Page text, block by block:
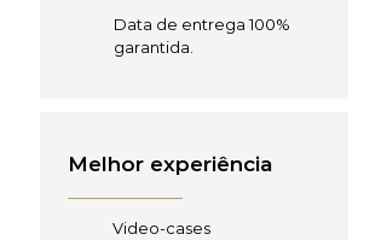
Data de entrega 100%
garantida.
Melhor experiência
Video-cases